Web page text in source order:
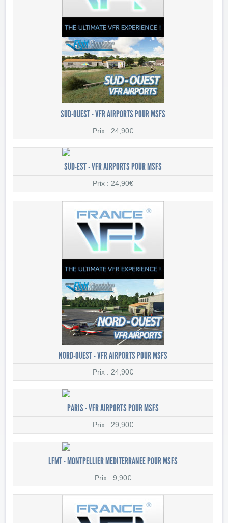
SUD-OUEST - VFR AIRPORTS POUR MSFS
Prix : 24,90€
SUD-EST - VFR AIRPORTS POUR MSFS
Prix : 24,90€
NORD-OUEST - VFR AIRPORTS POUR MSFS
Prix : 24,90€
PARIS - VFR AIRPORTS POUR MSFS
Prix : 29,90€
LFMT - MONTPELLIER MEDITERRANEE POUR MSFS
Prix : 9,90€